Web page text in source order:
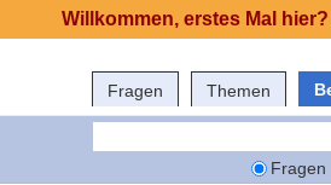
Fragen Themen
Fragen
Willkommen, erstes Mal